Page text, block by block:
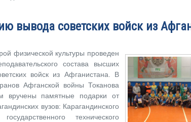
вывода советских войск из
физической культуры проведен
состава высших
войск из Афганистана. В
Афганской войны Токанова
вручены памятные подарки от
вузов: Карагандинского
технического